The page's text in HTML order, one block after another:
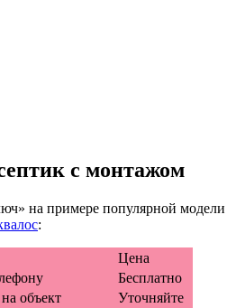
с монтажом
на примере популярной модели
:
Цена
Бесплатно
объект
Уточняйте